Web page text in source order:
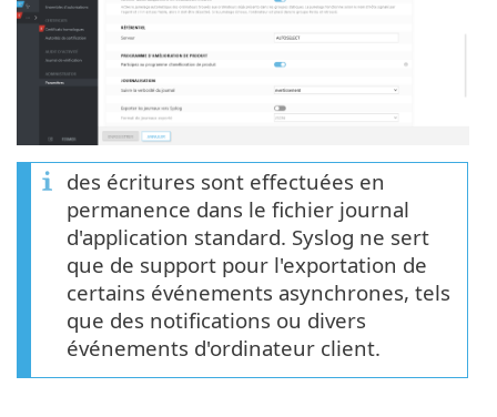
des écritures sont effectuées en
permanence dans le fichier journal
d'application standard. Syslog ne sert
que de support pour l'exportation de
certains événements asynchrones, tels
que des notifications ou divers
événements d'ordinateur client.